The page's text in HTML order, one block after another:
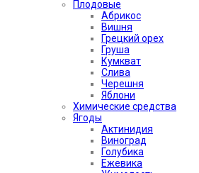
Плодовые
Абрикос
Вишня
Грецкий орех
Груша
Кумкват
Слива
Черешня
Яблони
Химические средства
Ягоды
Актинидия
Виноград
Голубика
Ежевика